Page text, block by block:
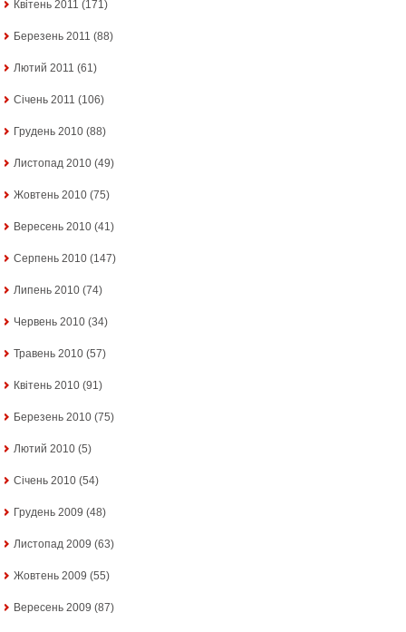
Квітень 2011 (171)
Березень 2011 (88)
Лютий 2011 (61)
Січень 2011 (106)
Грудень 2010 (88)
Листопад 2010 (49)
Жовтень 2010 (75)
Вересень 2010 (41)
Серпень 2010 (147)
Липень 2010 (74)
Червень 2010 (34)
Травень 2010 (57)
Квітень 2010 (91)
Березень 2010 (75)
Лютий 2010 (5)
Січень 2010 (54)
Грудень 2009 (48)
Листопад 2009 (63)
Жовтень 2009 (55)
Вересень 2009 (87)